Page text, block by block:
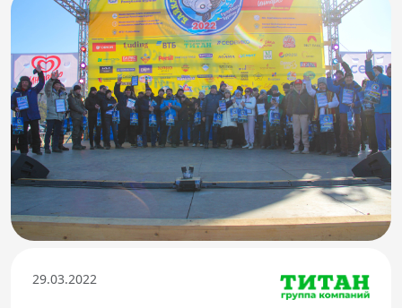
Партнерам
Тендеры
Вакансии
Новости
Контакты
Версия для слабовидящих
8 (3012) 411-099
Телефон доверия
29.03.2022